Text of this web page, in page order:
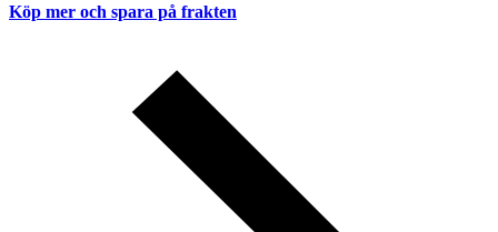
Köp mer och spara på frakten